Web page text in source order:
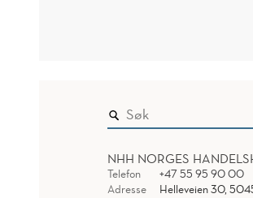
NHH NORGES
Telefon
+47 55 95 90 00
Adresse
Helleveien 30,